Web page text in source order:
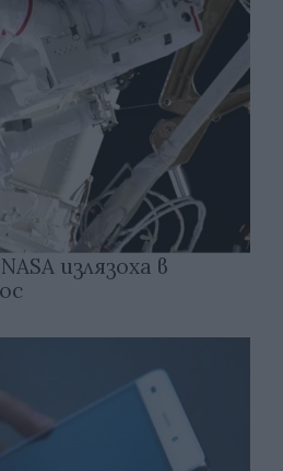
излязоха в